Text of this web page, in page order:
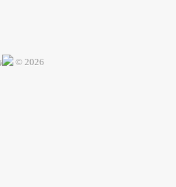
2026 ©